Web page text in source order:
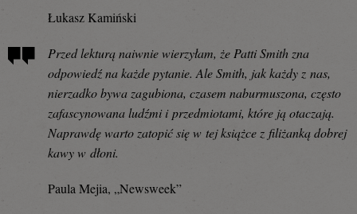
Łukasz Kamiński
Przed lekturą naiwnie wierzyłam, że Patti Smith zna
odpowiedź na każde pytanie. Ale Smith, jak każdy z nas,
nierzadko bywa zagubiona, czasem naburmuszona, często
zafascynowana ludźmi i przedmiotami, które ją otaczają.
Naprawdę warto zatopić się w tej książce z filiżanką dobrej
kawy w dłoni.
Paula Mejia, „Newsweek”